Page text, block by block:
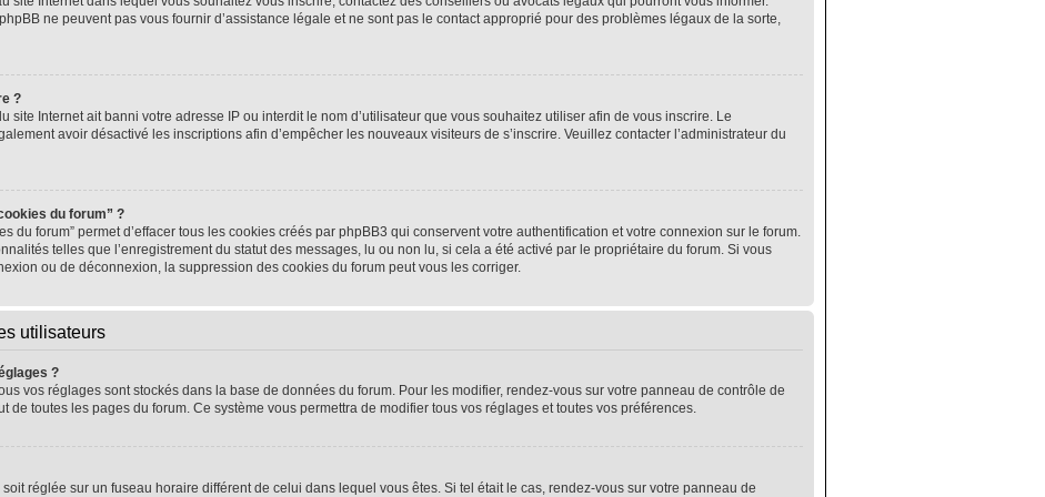
ne peuvent pas vous fournir d’assistance légale et ne sont pas le contact approprié pour des problèmes légaux de la sorte,
?
site Internet ait banni votre adresse IP ou interdit le nom d’utilisateur que vous souhaitez utiliser afin de vous inscrire. Le
avoir désactivé les inscriptions afin d’empêcher les nouveaux visiteurs de s’inscrire. Veuillez contacter l’administrateur du
du forum” ?
du forum” permet d’effacer tous les cookies créés par phpBB3 qui conservent votre authentification et votre connexion sur le forum.
telles que l’enregistrement du statut des messages, lu ou non lu, si cela a été activé par le propriétaire du forum. Si vous
ou de déconnexion, la suppression des cookies du forum peut vous les corriger.
utilisateurs
?
vos réglages sont stockés dans la base de données du forum. Pour les modifier, rendez-vous sur votre panneau de contrôle de
de toutes les pages du forum. Ce système vous permettra de modifier tous vos réglages et toutes vos préférences.
soit réglée sur un fuseau horaire différent de celui dans lequel vous êtes. Si tel était le cas, rendez-vous sur votre panneau de